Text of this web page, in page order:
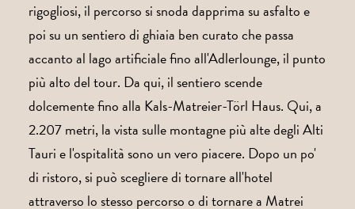
rigogliosi, il percorso si snoda dapprima su asfalto e
poi su un sentiero di ghiaia ben curato che passa
accanto al lago artificiale fino all'Adlerlounge, il punto
più alto del tour. Da qui, il sentiero scende
dolcemente fino alla Kals-Matreier-Törl Haus. Qui, a
2.207 metri, la vista sulle montagne più alte degli Alti
Tauri e l'ospitalità sono un vero piacere. Dopo un po'
di ristoro, si può scegliere di tornare all'hotel
attraverso lo stesso percorso o di tornare a Matrei